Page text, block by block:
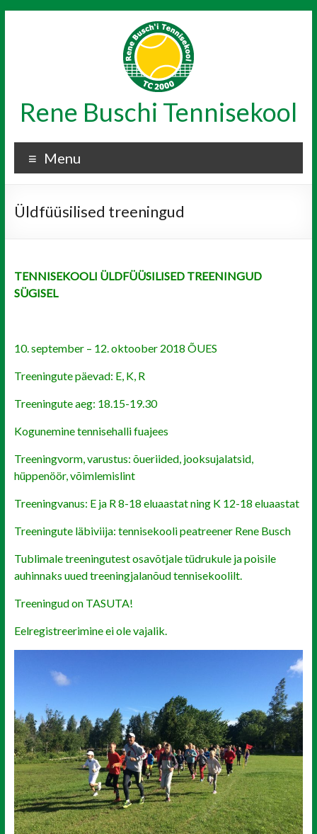
Rene Buschi Tennisekool
Menu
Üldfüüsilised treeningud
TENNISEKOOLI ÜLDFÜÜSILISED TREENINGUD
SÜGISEL
10. september – 12. oktoober 2018 ÕUES
Treeningute päevad: E, K, R
Treeningute aeg: 18.15-19.30
Kogunemine tennisehalli fuajees
Treeningvorm, varustus: õueriided, jooksujalatsid,
hüppenöör, võimlemislint
Treeningvanus: E ja R 8-18 eluaastat ning K 12-18 eluaastat
Treeningute läbiviija: tennisekooli peatreener Rene Busch
Tublimale treeningutest osavõtjale tüdrukule ja poisile
auhinnaks uued treeningjalanõud tennisekoolilt.
Treeningud on TASUTA!
Eelregistreerimine ei ole vajalik.